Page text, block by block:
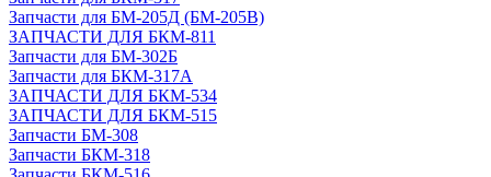
Запчасти для БМ-205Д (БМ-205В)
ЗАПЧАСТИ ДЛЯ БКМ-811
Запчасти для БМ-302Б
Запчасти для БКМ-317А
ЗАПЧАСТИ ДЛЯ БКМ-534
ЗАПЧАСТИ ДЛЯ БКМ-515
Запчасти БМ-308
Запчасти БКМ-318